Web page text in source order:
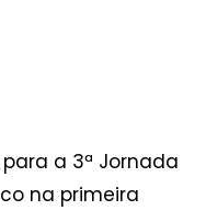
a 3ª Jornada
na primeira